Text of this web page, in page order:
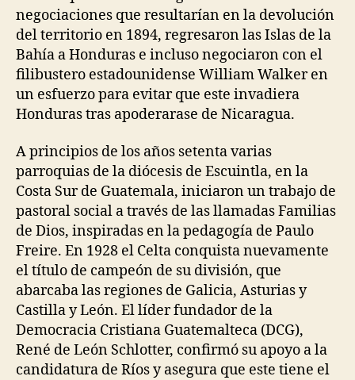
negociaciones que resultarían en la devolución
del territorio en 1894, regresaron las Islas de la
Bahía a Honduras e incluso negociaron con el
filibustero estadounidense William Walker en
un esfuerzo para evitar que este invadiera
Honduras tras apoderarase de Nicaragua.
A principios de los años setenta varias
parroquias de la diócesis de Escuintla, en la
Costa Sur de Guatemala, iniciaron un trabajo de
pastoral social a través de las llamadas Familias
de Dios, inspiradas en la pedagogía de Paulo
Freire. En 1928 el Celta conquista nuevamente
el título de campeón de su división, que
abarcaba las regiones de Galicia, Asturias y
Castilla y León. El líder fundador de la
Democracia Cristiana Guatemalteca (DCG),
René de León Schlotter, confirmó su apoyo a la
candidatura de Ríos y asegura que este tiene el